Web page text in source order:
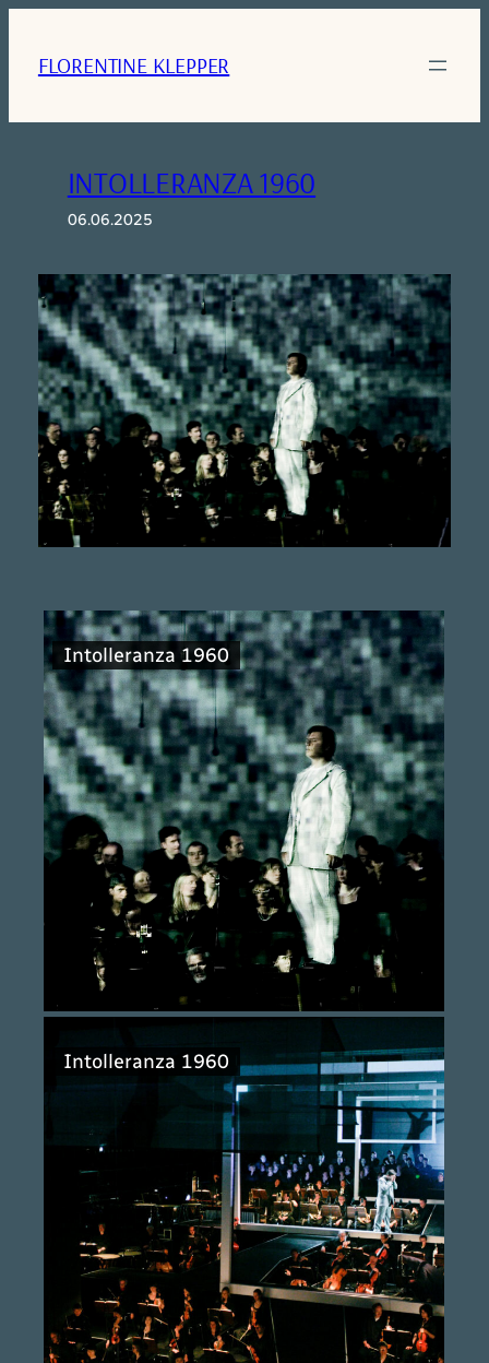
springen
FLORENTINE KLEPPER
INTOLLERANZA 1960
06.06.2025
Intolleranza 1960
Intolleranza 1960